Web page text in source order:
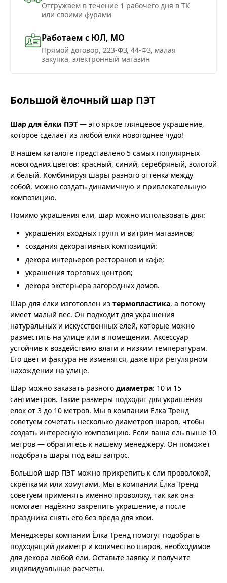
Отгружаем в течение 1 рабочего дня в ТК
или своими фурами
Работаем с ЮЛ, МО
Прямой договор, 223-ФЗ, 44-ФЗ, малая
закупка, электронный магазин
Большой ёлочный шар ПЭТ
Шар для ёлки ПЭТ — это яркое глянцевое украшение,
которое сделает из любой елки новогоднее чудо!
В нашем каталоге представлено 5 самых популярных
новогодних цветов: красный, синий, серебряный, золотой
и белый. Комбинируя шары разного оттенка между
собой, можно создать динамичную и привлекательную
композицию.
Помимо украшения ели, шар можно использовать для:
украшения входных групп и витрин магазинов;
создания декоративных композиций:
декора интерьеров ресторанов и кафе;
украшения торговых центров;
декора экстерьера загородных домов.
Шар для ёлки изготовлен из термопластика, а потому
имеет малый вес. Он подходит для украшения
натуральных и искусственных елей, которые можно
разместить на улице или в помещении. Аксессуар
устойчив к воздействию влаги и низким температурам.
Его цвет и фактура не изменятся, даже при регулярном
нахождении на улице.
Шар можно заказать разного диаметра: 10 и 15
сантиметров. Такие размеры подходят для украшения
ёлок от 3 до 10 метров. Мы в компании Ёлка Тренд
советуем сочетать несколько диаметров шаров, чтобы
создать интересную композицию. Если ваша ель выше 10
метров — обратитесь к нашему менеджеру. Он поможет
подобрать шары под ваш запрос.
Большой шар ПЭТ можно прикрепить к ели проволокой,
скрепками или хомутами. Мы в компании Ёлка Тренд
советуем применять именно проволоку, так как она
помогает надёжно закрепить украшение, а после
праздника снять его без вреда для хвои.
Менеджеры компании Ёлка Тренд помогут подобрать
подходящий диаметр и количество шаров, необходимое
для декора любой ели. Оставьте заявку и получите
индивидуальные расчёты.